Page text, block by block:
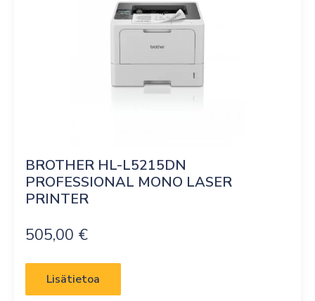
BROTHER HL-L5215DN
PROFESSIONAL MONO LASER
PRINTER
505,00 €
Lisätietoa